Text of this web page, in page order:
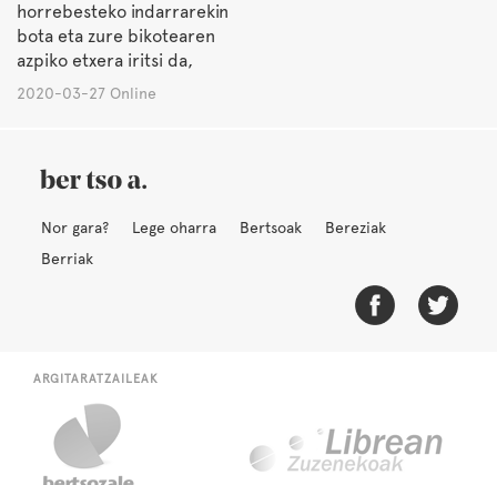
horrebesteko indarrarekin
bota eta zure bikotearen
azpiko etxera iritsi da,
2020-03-27 Online
Nor gara? Lege oharra Bertsoak
Bereziak
Berriak
ARGITARATZAILEAK